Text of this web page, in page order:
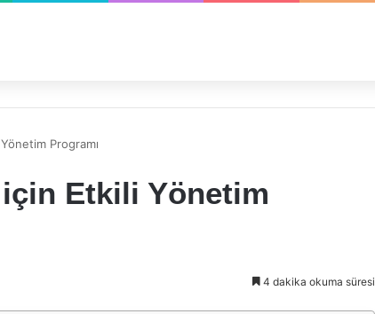
Programı
Etkili Yönetim
4 dakika okuma süresi